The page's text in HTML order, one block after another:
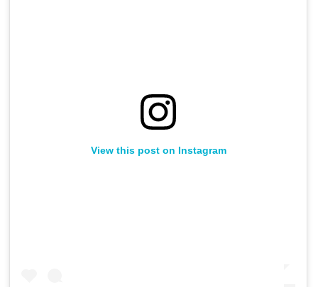
View this post on Instagram